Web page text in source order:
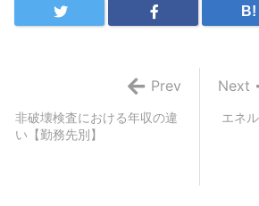
B!
エネ
Next
非破壊検査における年収の違
い【勤務先別】
Prev